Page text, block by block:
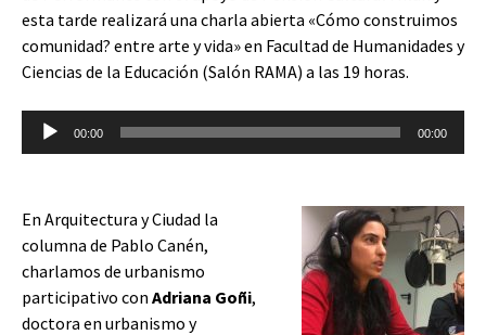
esta tarde realizará una charla abierta «Cómo construimos
comunidad? entre arte y vida» en Facultad de Humanidades y
Ciencias de la Educación (Salón RAMA) a las 19 horas.
Reproductor
00:00 00:00
En Arquitectura y Ciudad la
columna de Pablo Canén,
charlamos de urbanismo
participativo con Adriana Goñi,
doctora en urbanismo y